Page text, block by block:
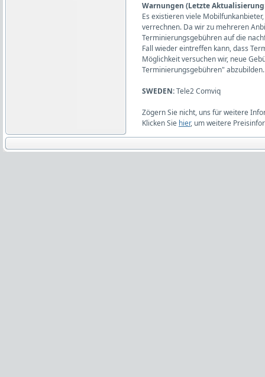
Warnungen (Letzte
Es existieren viele
verrechnen. Da wir zu mehreren
Terminierungsgebühren auf die
Fall wieder eintreffen kann, dass
Möglichkeit versuchen wir, neue
Terminierungsgebühren" abzubilden.
SWEDEN:Tele2 Comviq
Zögern Sie nicht, uns für weitere
Klicken Sie hier, um weitere